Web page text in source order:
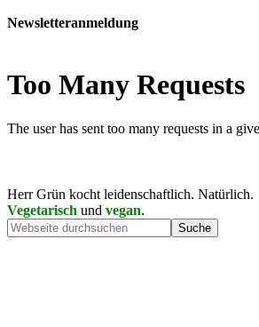
Newsletteranmeldung
Herr Grün kocht leidenschaftlich. Natürlich.
Vegetarisch und vegan.